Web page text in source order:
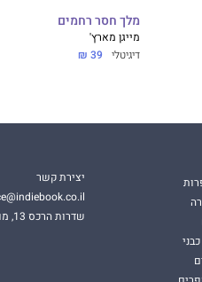
מלך חסר רחמים
מייגן מארץ'
דיגיטלי 39 ₪
יצירת קשר
שדרות הרכס 13, מודיעין